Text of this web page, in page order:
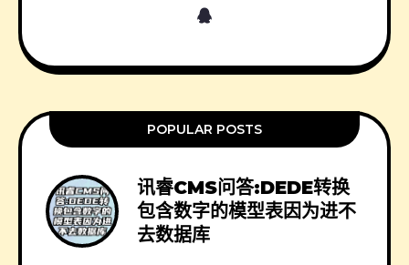
POPULAR POSTS
讯睿CMS问答:DEDE转换
包含数字的模型表因为进不
去数据库